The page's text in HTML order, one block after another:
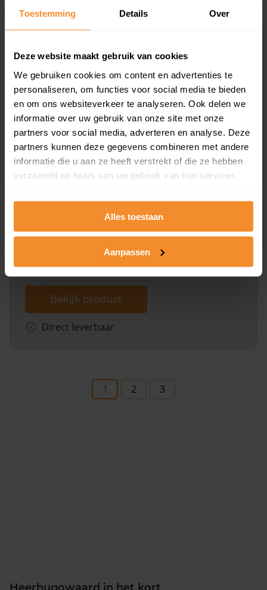
Toestemming Details Over
Deze website maakt gebruik van cookies
We gebruiken cookies om content en advertenties te
personaliseren, om functies voor social media te bieden
en om ons websiteverkeer te analyseren. Ook delen we
informatie over uw gebruik van onze site met onze
partners voor social media, adverteren en analyse. Deze
partners kunnen deze gegevens combineren met andere
informatie die u aan ze heeft verstrekt of die ze hebben
verzameld op basis van uw gebruik van hun services.
Alles toestaan
Aanpassen
en koopdatum) binnen een postcodegebied. Dit
inclusief een jaar lang gratis updates van nieuwe
koopsommen.
Bekijk product
Direct leverbaar
Kadastrale kaart pakket
Een uitgebreid overzicht van het perceel en
dit inclusief de luchtfoto!
Bekijk product
Direct leverbaar
1 2 3